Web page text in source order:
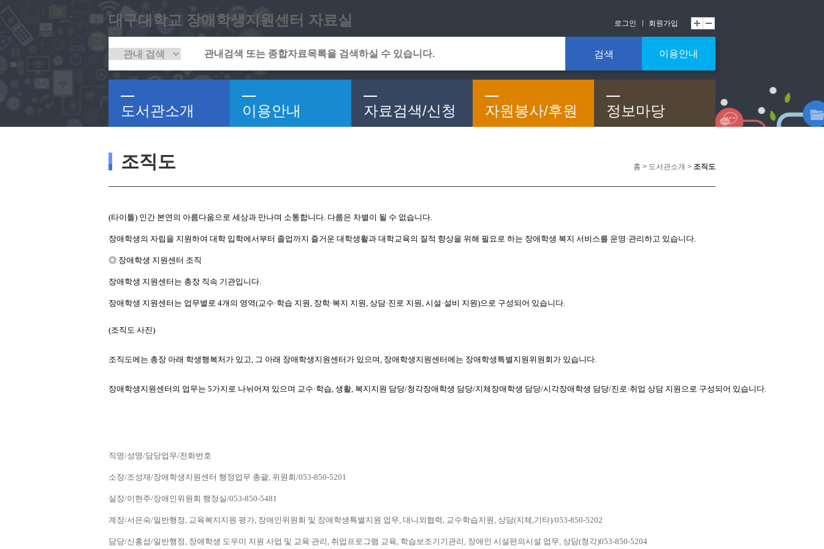
대구대학교 장애학생지원센터 자료실 로그인 회원가입
검색 이용안내
도서관소개 이용안내 자료검색/신청 자원봉사/후원 정보마당
조직도 홈 > 도서관소개 > 조직도
(타이틀) 인간 본연의 아름다움으로 세상과 만나며 소통합니다. 다름은 차별이 될 수 없습니다.
장애학생의 자립을 지원하여 대학 입학에서부터 졸업까지 즐거운 대학생활과 대학교육의 질적 향상을 위해 필요로 하는 장애학생 복지 서비스를 운영·관리하고 있습니다.
◎ 장애학생 지원센터 조직
장애학생 지원센터는 총장 직속 기관입니다.
장애학생 지원센터는 업무별로 4개의 영역(교수·학습 지원, 장학·복지 지원, 상담·진로 지원, 시설·설비 지원)으로 구성되어 있습니다.
(조직도 사진)
조직도에는 총장 아래 학생행복처가 있고, 그 아래 장애학생지원센터가 있으며, 장애학생지원센터에는 장애학생특별지원위원회가 있습니다.
장애학생지원센터의 업무는 5가지로 나뉘어져 있으며 교수·학습, 생활, 복지지원 담당/청각장애학생 담당/지체장애학생 담당/시각장애학생 담당/진로·취업 상담 지원으로 구성되어 있습니다.
직명/성명/담당업무/전화번호
소장/조성재/장애학생지원센터 행정업무 총괄, 위원회/053-850-5201
실장/이현주/장애인위원회 행정실/053-850-5481
계장/서은숙/일반행정, 교육복지지원 평가, 장애인위원회 및 장애학생특별지원 업무, 대니외협력, 교수학습지원, 상담(지체,기타)/053-850-5202
담당/신홍섭/일반행정, 장애학생 도우미 지원 사업 및 교육 관리, 취업프로그램 교육, 학습보조기기관리, 장애인 시설편의시설 업무, 상담(청각)053-850-5204